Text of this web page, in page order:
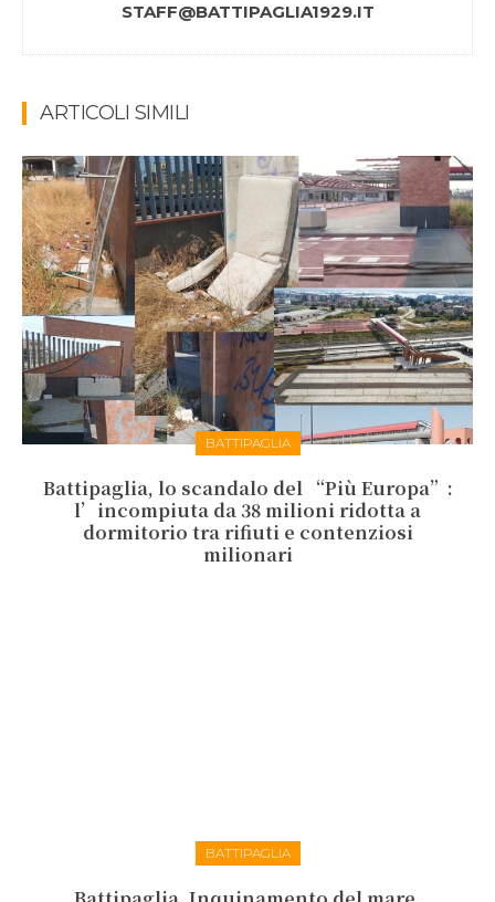
STAFF@BATTIPAGLIA1929.IT
ARTICOLI SIMILI
BATTIPAGLIA
Battipaglia, lo scandalo del “Più Europa”:
l’incompiuta da 38 milioni ridotta a
dormitorio tra rifiuti e contenziosi
milionari
BATTIPAGLIA